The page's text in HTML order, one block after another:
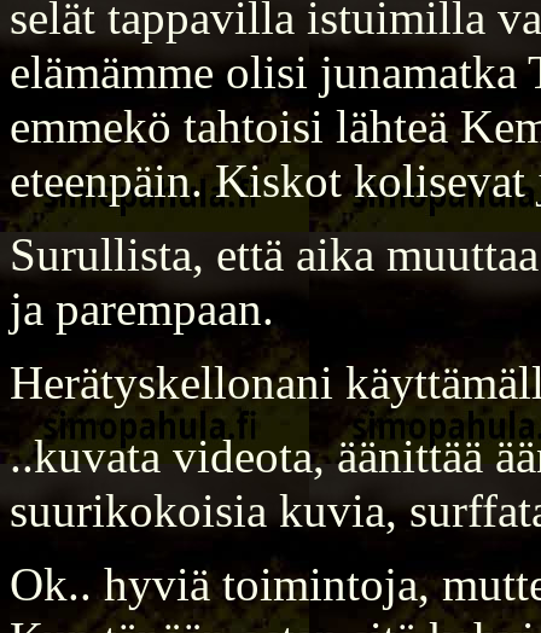
selät tappavilla istuimilla
elämämme olisi
emmekö tahtoisi lähteä
eteenpäin. Kiskot kolisevat
Surullista, että aika
ja parempaan.
Herätyskellonani
..kuvata videota, äänittää
suurikokoisia kuvia,
Ok.. hyviä toimintoja,